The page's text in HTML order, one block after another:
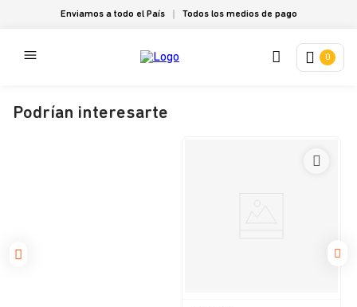
Enviamos a todo el País Todos los medios de pago
0
Podrían interesarte